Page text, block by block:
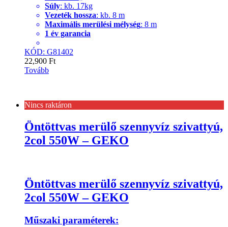
Súly: kb. 17kg
Vezeték hossza: kb. 8 m
Maximális merülési mélység: 8 m
1 év garancia
KÓD: G81402
22,900 Ft
Tovább
Nincs raktáron
Öntöttvas merülő szennyvíz szivattyú,
2col 550W – GEKO
Öntöttvas merülő szennyvíz szivattyú,
2col 550W – GEKO
Műszaki paraméterek: